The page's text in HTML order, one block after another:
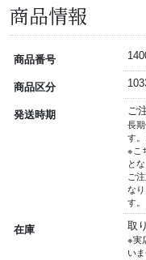
商品情報
商品番号
商品区分
発送時期 ご
長
す。
※こ
と
ご
な
す。
在庫 取
※実
いま